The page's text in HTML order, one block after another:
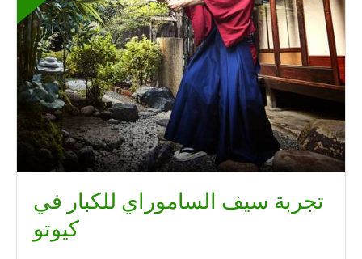
تجربة سيف الساموراي للكبار في
كيوتو